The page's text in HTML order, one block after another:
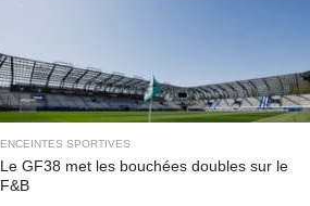
ENCEINTES SPORTIVES
Le GF38 met les bouchées doubles sur le
F&B